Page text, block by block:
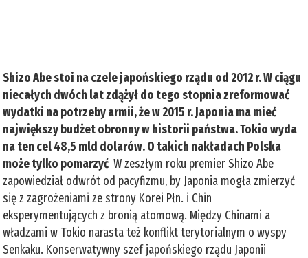
Shizo Abe stoi na czele japońskiego rządu od 2012 r. W ciągu
niecałych dwóch lat zdążył do tego stopnia zreformować
wydatki na potrzeby armii, że w 2015 r. Japonia ma mieć
największy budżet obronny w historii państwa. Tokio wyda
na ten cel 48,5 mld dolarów. O takich nakładach Polska
może tylko pomarzyć W zeszłym roku premier Shizo Abe
zapowiedział odwrót od pacyfizmu, by Japonia mogła zmierzyć
się z zagrożeniami ze strony Korei Płn. i Chin
eksperymentujących z bronią atomową. Między Chinami a
władzami w Tokio narasta też konflikt terytorialnym o wyspy
Senkaku. Konserwatywny szef japońskiego rządu Japonii